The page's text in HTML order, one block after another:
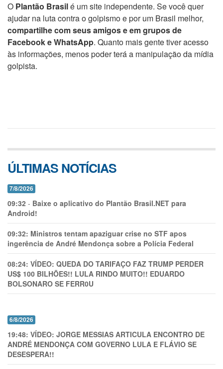
O Plantão Brasilé um site independente. Se você quer
ajudar na luta contra o golpismo e por um Brasil melhor,
compartilhe com seus amigos e em grupos de
Facebook e WhatsApp. Quanto mais gente tiver acesso
às informações, menos poder terá a manipulação da mídia
golpista.
ÚLTIMAS NOTÍCIAS
7/8/2026
09:32 - Baixe o aplicativo do Plantão Brasil.NET para
Android!
09:32: Ministros tentam apaziguar crise no STF apos
ingerência de André Mendonça sobre a Polícia Federal
08:24: VÍDEO: QUEDA DO TARIFAÇO FAZ TRUMP PERDER
US$ 100 BILHÕES!! LULA RINDO MUITO!! EDUARDO
BOLSONARO SE FERR0U
6/8/2026
19:48: VÍDEO: JORGE MESSIAS ARTICULA ENCONTRO DE
ANDRÉ MENDONÇA COM GOVERNO LULA E FLÁVIO SE
DESESPERA!!